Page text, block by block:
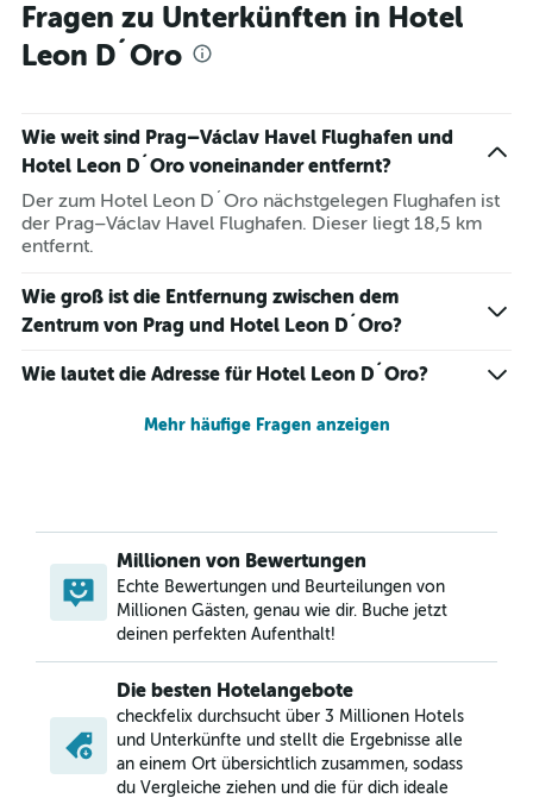
Fragen zu Unterkünften in Hotel
Leon D´Oro
Wie weit sind Prag–Václav Havel Flughafen und
Hotel Leon D´Oro voneinander entfernt?
Der zum Hotel Leon D´Oro nächstgelegen Flughafen ist
der Prag–Václav Havel Flughafen. Dieser liegt 18,5 km
entfernt.
Wie groß ist die Entfernung zwischen dem
Zentrum von Prag und Hotel Leon D´Oro?
Wie lautet die Adresse für Hotel Leon D´Oro?
Mehr häufige Fragen anzeigen
Millionen von Bewertungen
Echte Bewertungen und Beurteilungen von
Millionen Gästen, genau wie dir. Buche jetzt
deinen perfekten Aufenthalt!
Die besten Hotelangebote
checkfelix durchsucht über 3 Millionen Hotels
und Unterkünfte und stellt die Ergebnisse alle
an einem Ort übersichtlich zusammen, sodass
du Vergleiche ziehen und die für dich ideale